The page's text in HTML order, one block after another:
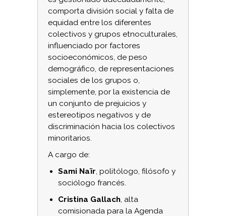
comporta división social y falta de
equidad entre los diferentes
colectivos y grupos etnoculturales,
influenciado por factores
socioeconómicos, de peso
demográfico, de representaciones
sociales de los grupos o,
simplemente, por la existencia de
un conjunto de prejuicios y
estereotipos negativos y de
discriminación hacia los colectivos
minoritarios.
A cargo de:
Sami Naïr, politólogo, filósofo y
sociólogo francés.
Cristina Gallach, alta
comisionada para la Agenda